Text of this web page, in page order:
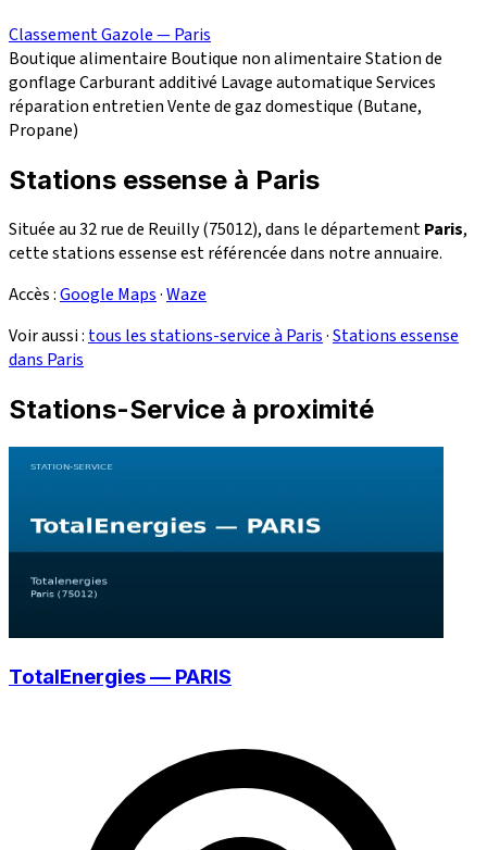
Classement Gazole — Paris
Boutique alimentaire Boutique non alimentaireStation de
gonflageCarburant additivé Lavage automatiqueServices
réparationentretienVente de gaz domestique (Butane,
Propane)
Stations essense à Paris
Située au 32 rue de Reuilly (75012), dans le départementParis,
cette stations essense est référencée dans notre annuaire.
Accès :Google Maps·Waze
Voir aussi : tous les stations-service à Paris·Stations essense
dans Paris
Stations-Service à proximité
TotalEnergies — PARIS